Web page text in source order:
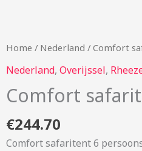
Home / Nederland / Comfort
Nederland, Overijssel,
Comfort
€244.70
Comfort safaritent 6